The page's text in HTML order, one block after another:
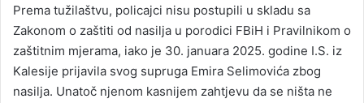
Prema tužilaštvu, policajci nisu postupili u skladu sa
Zakonom o zaštiti od nasilja u porodici FBiH i Pravilnikom o
zaštitnim mjerama, iako je 30. januara 2025. godine I.S. iz
Kalesije prijavila svog supruga Emira Selimovića zbog
nasilja. Unatoč njenom kasnijem zahtjevu da se ništa ne